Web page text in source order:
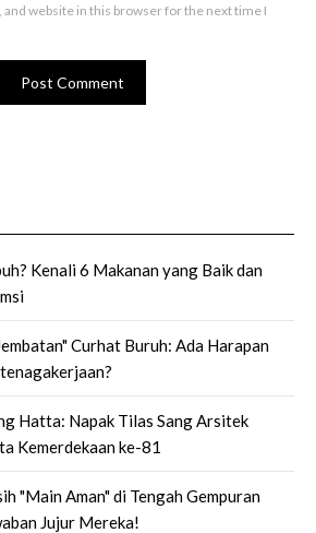
and website in this browser for the next time I
Kenali 6 Makanan yang Baik dan
Curhat Buruh: Ada Harapan
Hatta: Napak Tilas Sang Arsitek
Kemerdekaan ke-81
"Main Aman" di Tengah Gempuran
Jujur Mereka!